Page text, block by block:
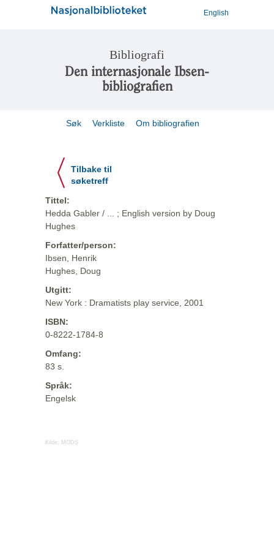
English
Bibliografi
Den internasjonale Ibsen-
bibliografien
Søk Verkliste Om bibliografien
Tilbake til
søketreff
Tittel:
Hedda Gabler / ... ; English version by Doug
Hughes
Forfatter/person:
Ibsen, Henrik
Hughes, Doug
Utgitt:
New York : Dramatists play service, 2001
ISBN:
0-8222-1784-8
Omfang:
83 s.
Språk:
Engelsk
Kilde: MODS